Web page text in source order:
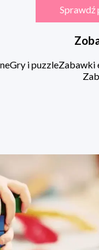
Sprawdź
Gry i puzzleZabawki